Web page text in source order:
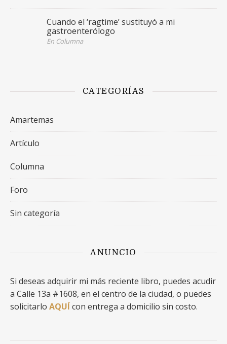
Cuando el ‘ragtime’ sustituyó a mi
gastroenterólogo
En Columna
CATEGORÍAS
Amartemas
Artículo
Columna
Foro
Sin categoría
ANUNCIO
Si deseas adquirir mi más reciente libro, puedes acudir
a Calle 13a #1608, en el centro de la ciudad, o puedes
solicitarlo AQUÍcon entrega a domicilio sin costo.